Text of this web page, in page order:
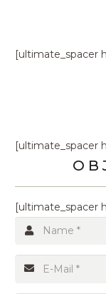
[ultimate_spacer
[ultimate_spacer
O B
[ultimate_spacer